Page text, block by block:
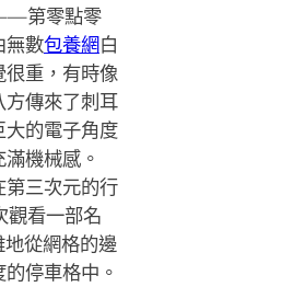
第零點零
無數包養網白
重，有時像
方傳來了刺耳
大的電子角度
機械感。
第三次元的行
觀看一部名
從網格的邊
停車格中。